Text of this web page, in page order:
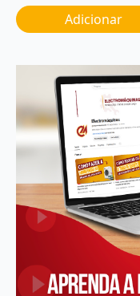
Adicionar